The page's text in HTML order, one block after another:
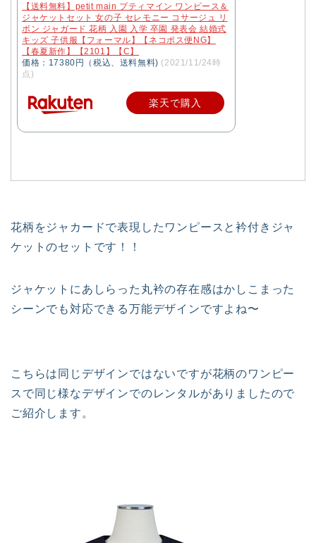
【送料無料】petit main プティマイン ワンピース＆
ジャケットセット 女の子 セレモニー コサージュ リ
ボン ジャガード 花柄 入園 入学 卒園 発表会 結婚式
キッズ 子供服【フォーマル】【ネコポス便NG】
【春夏新作】【2101】【C】
価格：17380円（税込、送料無料) (2021/11/24時
点)
楽天で購入
花柄をジャカードで表現したワンピースと衿付きジャ
ケットのセットです！！
ジャケットにあしらった丸衿の存在感はかしこまった
シーンでも対応できる万能デザインですよね〜
こちらは同じデザインではないですが花柄のワンピー
スで同じ様なデザインでのレンタルがありましたので
ご紹介します。